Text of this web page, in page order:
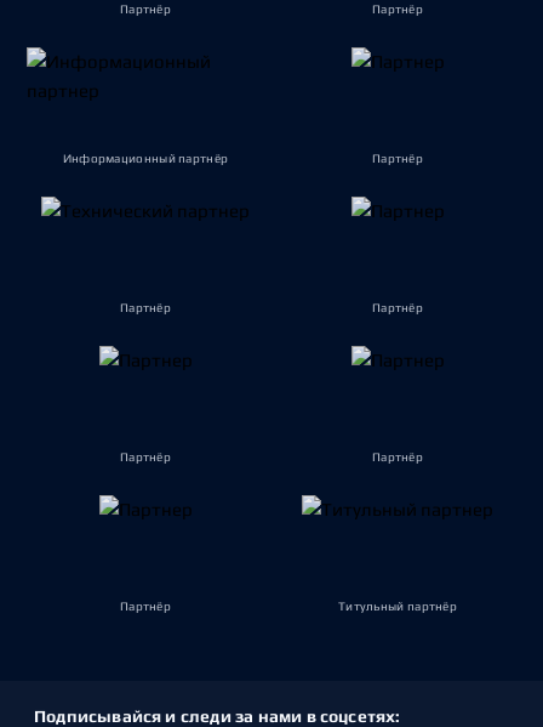
Партнёр Партнёр
Информационный партнёр Партнёр
Партнёр Партнёр
Партнёр Партнёр
Партнёр Титульный партнёр
Подписывайся и следи за нами в соцсетях: